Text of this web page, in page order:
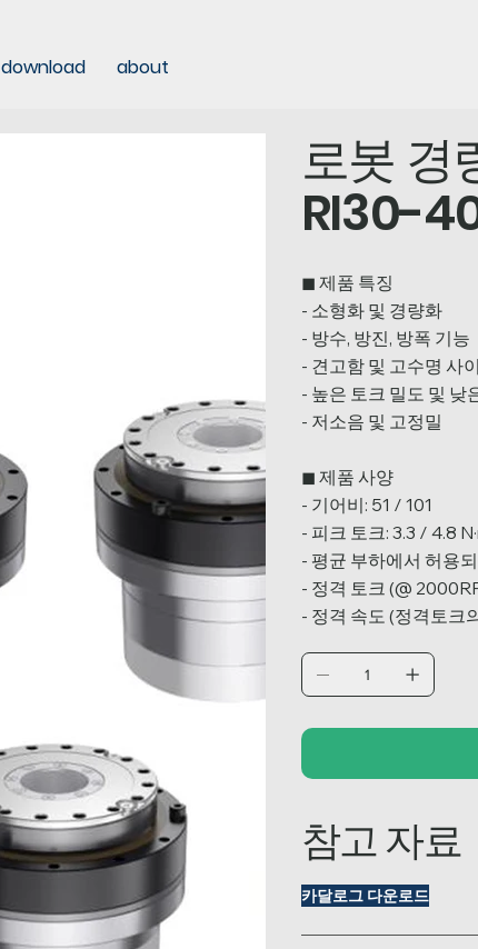
download about
로봇 경
RI30-
◼ 제품 특징
- 소형화 및 경량화
- 방수, 방진, 방폭 기능
- 견고함 및 고수명 사
- 높은 토크 밀도 및 낮
- 저소음 및 고정밀
◼ 제품 사양
- 기어비: 51 / 101
- 피크 토크: 3.3 / 4.8
- 평균 부하에서 허용
- 정격 토크 (@
- 정격 속도 (정격토
참고 자료
카달로그 다운로드